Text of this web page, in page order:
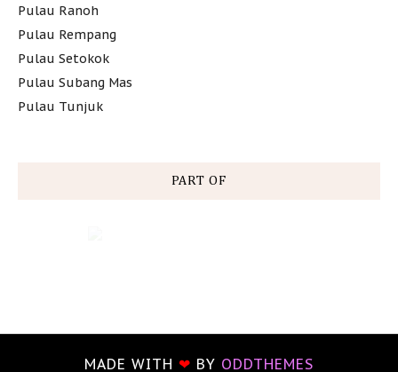
Pulau Ranoh
Pulau Rempang
Pulau Setokok
Pulau Subang Mas
Pulau Tunjuk
PART OF
MADE WITH ❤ BY ODDTHEMES